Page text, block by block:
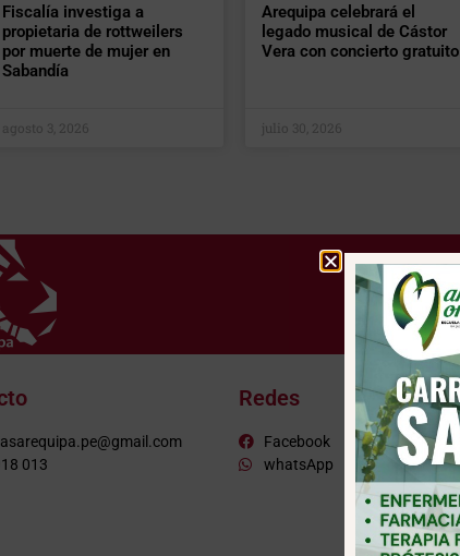
Fiscalía investiga a
propietaria de rottweilers
por muerte de mujer en
Sabandía
agosto 3, 2026
Arequipa celebrará el
legado musical de Cástor
Vera con concierto gratuito
julio 30, 2026
013
Redes
Facebook
whatsApp